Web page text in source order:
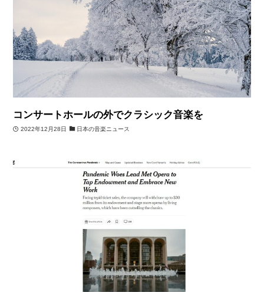
コンサートホールの外でクラシック音楽を
2022年12月28日 日本の音楽ニュース